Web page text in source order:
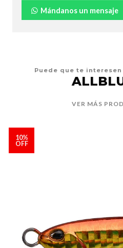
Mándanos un mensaje
Puede que te
VER MÁS
10%
OFF